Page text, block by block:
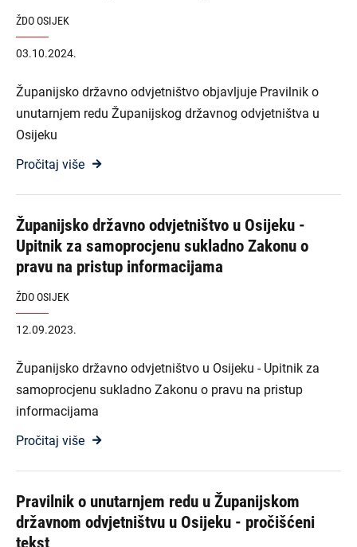
ŽDO OSIJEK
03.10.2024.
Županijsko državno odvjetništvo objavljuje Pravilnik o
unutarnjem redu Županijskog državnog odvjetništva u
Osijeku
Pročitaj više
Županijsko državno odvjetništvo u Osijeku -
Upitnik za samoprocjenu sukladno Zakonu o
pravu na pristup informacijama
ŽDO OSIJEK
12.09.2023.
Županijsko državno odvjetništvo u Osijeku - Upitnik za
samoprocjenu sukladno Zakonu o pravu na pristup
informacijama
Pročitaj više
Pravilnik o unutarnjem redu u Županijskom
državnom odvjetništvu u Osijeku - pročišćeni
tekst